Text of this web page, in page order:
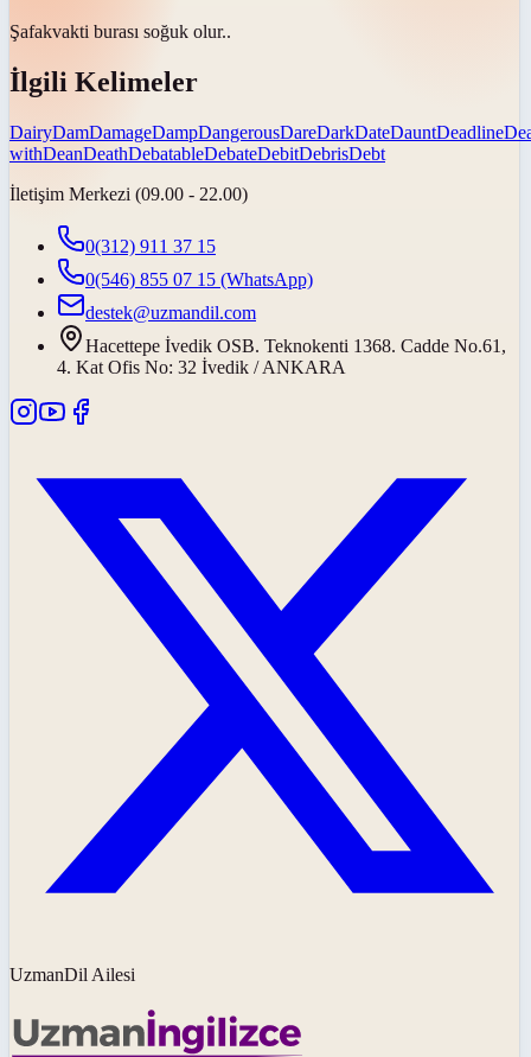
Şafakvakti burası soğuk olur..
İlgili Kelimeler
DairyDamDamageDampDangerousDareDarkDateDauntDeadline
withDeanDeathDebatableDebateDebitDebrisDebt
İletişim Merkezi (09.00 - 22.00)
0(312) 911 37 15
0(546) 855 07 15 (WhatsApp)
destek@uzmandil.com
Hacettepe İvedik OSB. Teknokenti 1368. Cadde No.61,
4. Kat Ofis No: 32 İvedik / ANKARA
UzmanDil Ailesi